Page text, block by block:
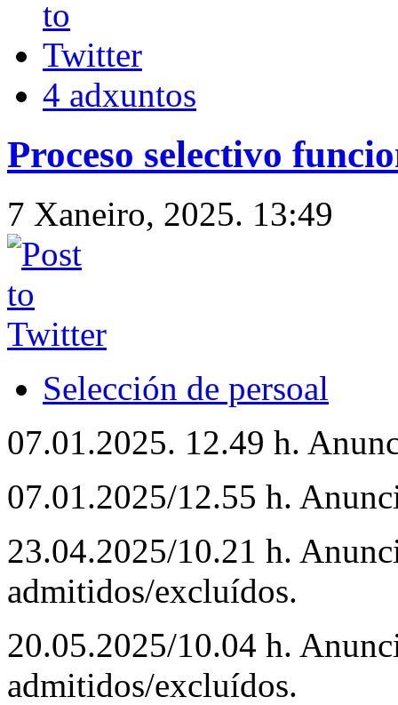
4 adxuntos
Proceso selectivo
7 Xaneiro, 2025. 13:49
Selección de persoal
07.01.2025. 12.49 h.
07.01.2025/12.55 h.
23.04.2025/10.21 h.
admitidos/excluídos.
20.05.2025/10.04 h.
admitidos/excluídos.